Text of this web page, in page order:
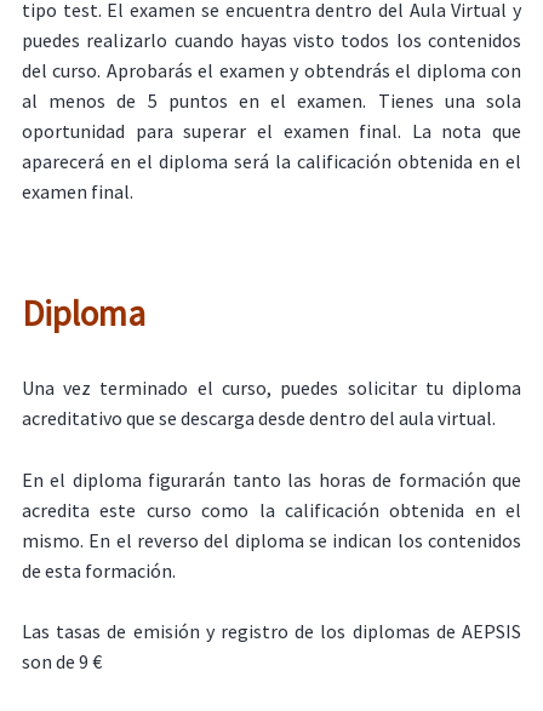
tipo test. El examen se encuentra dentro del Aula Virtual y
puedes realizarlo cuando hayas visto todos los contenidos
del curso. Aprobarás el examen y obtendrás el diploma con
al menos de 5 puntos en el examen. Tienes una sola
oportunidad para superar el examen final. La nota que
aparecerá en el diploma será la calificación obtenida en el
examen final.
Diploma
Una vez terminado el curso, puedes solicitar tu diploma
acreditativo que se descarga desde dentro del aula virtual.
En el diploma figurarán tanto las horas de formación que
acredita este curso como la calificación obtenida en el
mismo. En el reverso del diploma se indican los contenidos
de esta formación.
Las tasas de emisión y registro de los diplomas de AEPSIS
son de 9 €